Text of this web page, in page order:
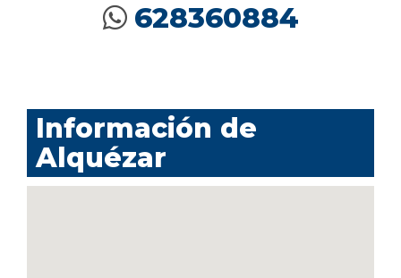
628360884
Información de
Alquézar